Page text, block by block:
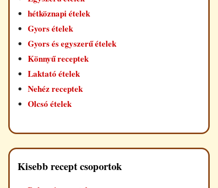
hétköznapi ételek
Gyors ételek
Gyors és egyszerű ételek
Könnyű receptek
Laktató ételek
Nehéz receptek
Olcsó ételek
Kisebb recept csoportok